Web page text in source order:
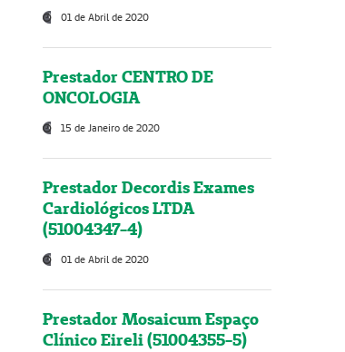
01 de Abril de 2020
Prestador CENTRO DE
ONCOLOGIA
15 de Janeiro de 2020
Prestador Decordis Exames
Cardiológicos LTDA
(51004347-4)
01 de Abril de 2020
Prestador Mosaicum Espaço
Clínico Eireli (51004355-5)